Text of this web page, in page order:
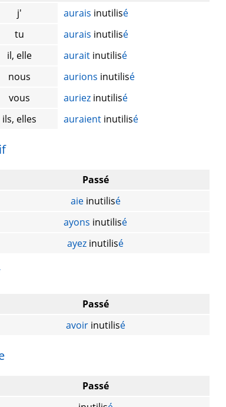
j'
aurais inutilisé
tu
aurais inutilisé
il, elle
aurait inutilisé
nous
aurions inutilisé
vous
auriez inutilisé
ils, elles
auraient inutilisé
Passé
aieinutilisé
ayons inutilisé
ayez inutilisé
Passé
avoirinutilisé
Passé